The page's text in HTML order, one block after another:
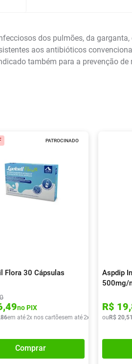
dos pulmões, da
aos antibióticos
também para a prevenção
PATROCINADO
Flora 30 Cápsulas
,49no PIX
,86em até2x nos cartõesem até2x de R$ 39,43
Comprar
Aspdip
500mg/
R$ 19,
ou R$ 20,51